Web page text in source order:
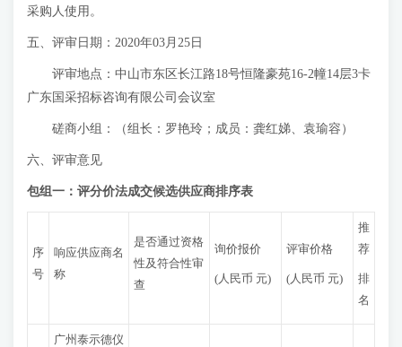
采购人使用。
五、评审日期：2020年03月25日
评审地点：中山市东区长江路18号恒隆豪苑16-2幢14层3卡
广东国采招标咨询有限公司会议室
磋商小组：（组长：罗艳玲；成员：龚红娣、袁瑜容）
六、评审意见
包组一：评分价法成交候选供应商排序表
序
号
响应供应商名
称
是否通过资格
性及符合性审
查
询价报价
(人民币 元)
评审价格
(人民币 元)
推
荐
排
名
广州泰示德仪